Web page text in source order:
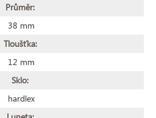
Průměr:
38 mm
Tloušťka:
12 mm
Sklo:
hardlex